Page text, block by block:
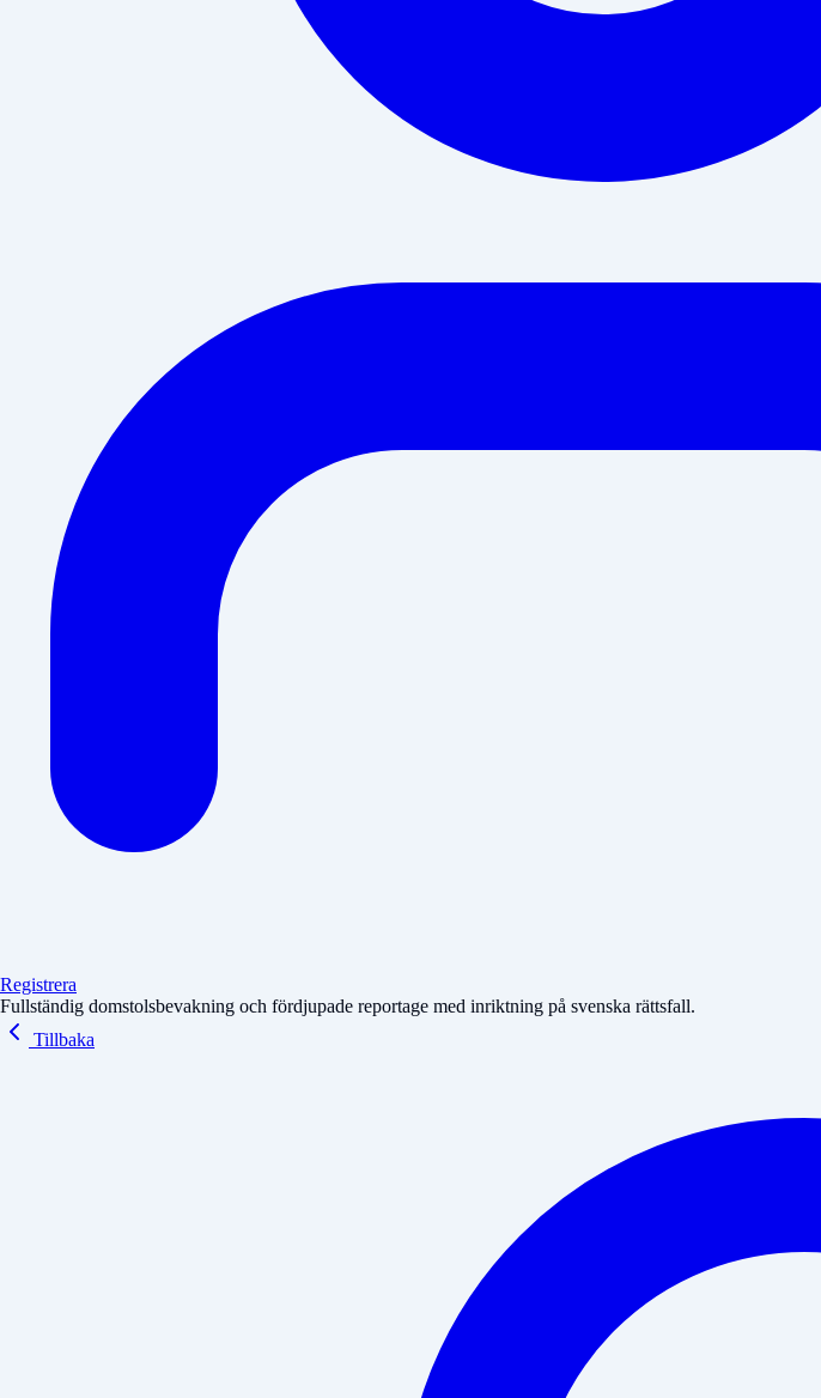
Registrera
Fullständig domstolsbevakning och fördjupade reportage med inriktning på svenska rättsfall.
Tillbaka